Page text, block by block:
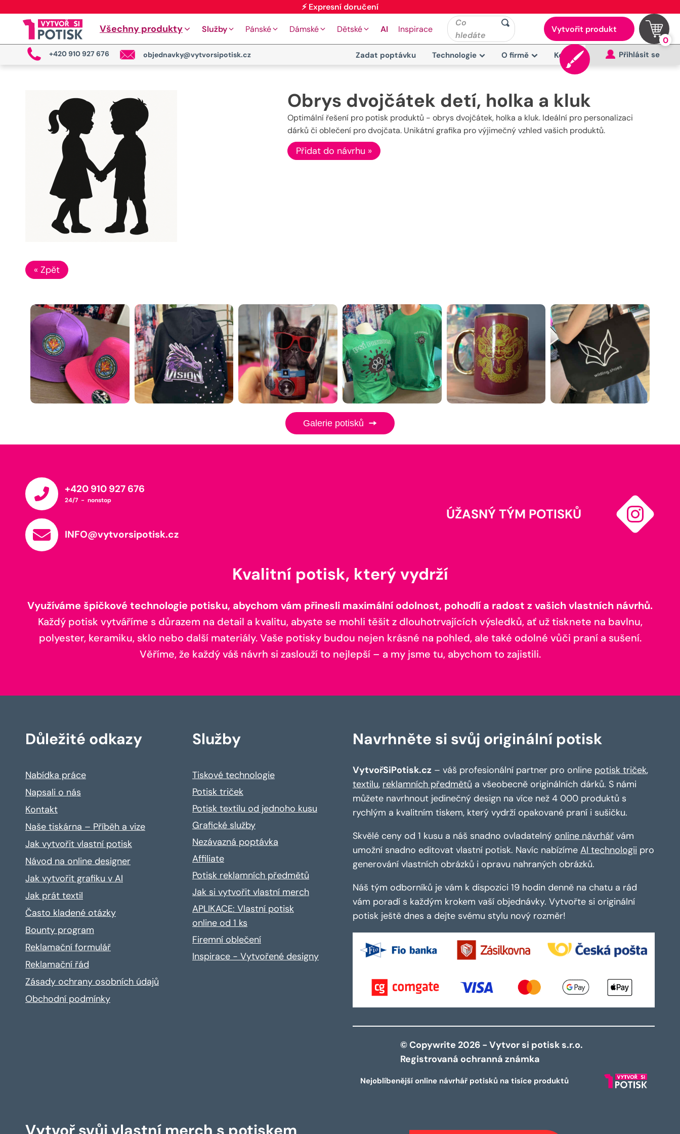
Všechny produkty Služby Pánské Dámské Dětské AI Inspirace
Co
hledáte
Vytvořit produkt
0
+420 910 927 676 objednavky@vytvorsipotisk.cz Zadat poptávku Technologie O firmě Kontakt Přihlásit se
Obrys dvojčátek detí, holka a kluk
Optimální řešení pro potisk produktů - obrys dvojčátek, holka a kluk. Ideální pro personalizaci
dárků či oblečení pro dvojčata. Unikátní grafika pro výjimečný vzhled vašich produktů.
Přidat do návrhu »
« Zpět
Galerie potisků
+420 910 927 676
24/7 - nonstop
INFO@vytvorsipotisk.cz
ÚŽASNÝ TÝM POTISKŮ
Kvalitní potisk, který vydrží
Využíváme špičkové technologie potisku, abychom vám přinesli maximální odolnost, pohodlí a radost z vašich vlastních návrhů.
Každý potisk vytváříme s důrazem na detail a kvalitu, abyste se mohli těšit z dlouhotrvajících výsledků, ať už tisknete na bavlnu,
polyester, keramiku, sklo nebo další materiály. Vaše potisky budou nejen krásné na pohled, ale také odolné vůči praní a sušení.
Věříme, že každý váš návrh si zaslouží to nejlepší – a my jsme tu, abychom to zajistili.
Důležité odkazy
Nabídka práce
Napsali o nás
Kontakt
Naše tiskárna – Příběh a vize
Jak vytvořit vlastní potisk
Návod na online designer
Jak vytvořit grafiku v AI
Jak prát textil
Často kladené otázky
Bounty program
Reklamační formulář
Reklamační řád
Zásady ochrany osobních údajů
Obchodní podmínky
Služby
Tiskové technologie
Potisk triček
Potisk textilu od jednoho kusu
Grafické služby
Nezávazná poptávka
Affiliate
Potisk reklamních předmětů
Jak si vytvořit vlastní merch
APLIKACE: Vlastní potisk
online od 1 ks
Firemní oblečení
Inspirace - Vytvořené designy
Navrhněte si svůj originální potisk
VytvořSiPotisk.cz – váš profesionální partner pro online potisk triček,
textilu, reklamních předmětů a všeobecně originálních dárků. S námi
můžete navrhnout jedinečný design na více než 4 000 produktů s
rychlým a kvalitním tiskem, který vydrží opakované praní i sušičku.
Skvělé ceny od 1 kusu a náš snadno ovladatelný online návrhář vám
umožní snadno editovat vlastní potisk. Navíc nabízíme AI technologii pro
generování vlastních obrázků i opravu nahraných obrázků.
Náš tým odborníků je vám k dispozici 19 hodin denně na chatu a rád
vám poradí s každým krokem vaší objednávky. Vytvořte si originální
potisk ještě dnes a dejte svému stylu nový rozměr!
© Copywrite 2026 - Vytvor si potisk s.r.o.
Registrovaná ochranná známka
Nejoblíbenější online návrhář potisků na tisíce produktů